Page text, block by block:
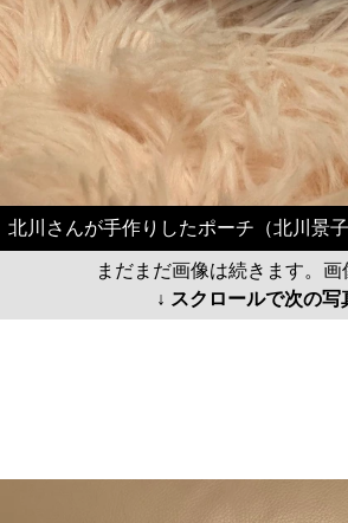
北川さんが手作りしたポーチ（北川景子
まだまだ画像は続きます。画
↓ スクロールで次の写